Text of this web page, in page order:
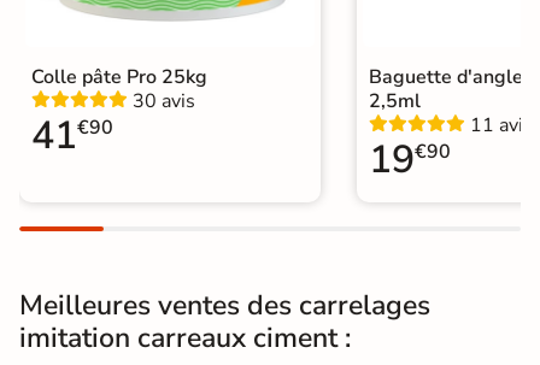
Choix
Origine Espagne
Colle pâte Pro 25kg
30 avis
41€90
Baguette d'angle
2,5ml
11 avis
19€90
Meilleures ventes des carrelages
imitation carreaux ciment :